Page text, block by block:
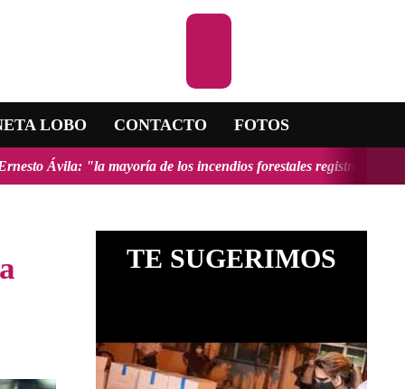
LOBO CONTACTO FOTOS
de los incendios forestales registrados en el país fueron
TE SUGERIMOS